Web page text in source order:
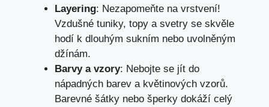
Layering: Nezapomeňte na vrstvení!
Vzdušné tuniky, ‍topy a ‍svetry se skvěle
hodí⁢ k dlouhým sukním nebo uvolněným
džínám. ‌
Barvy​ a vzory: Nebojte se⁣ jít ⁢do
nápadných barev a květinových vzorů.
Barevné šátky⁣ nebo šperky dokáží celý ​